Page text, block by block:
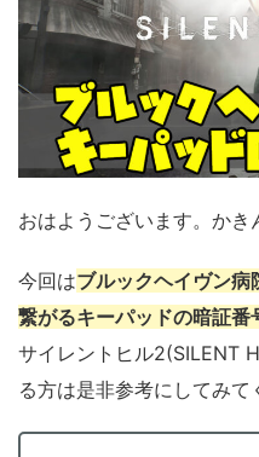
おはようございます。かき
今回はブルックヘイヴン病
繋がるキーパッドの暗証番
サイレントヒル2(SILENT
る方は是非参考にしてみて